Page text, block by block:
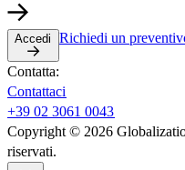
Accedi​​ Richiedi un
Contatta:​​
Contattaci​​
+39 02 3061 0043​​
Copyright © 2026
riservati.​​